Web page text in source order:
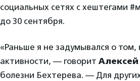
социальных сетях с хештегами
до 30 сентября.
«Раньше я не задумывался о
активности, — говорит
болезни Бехтерева. — Для